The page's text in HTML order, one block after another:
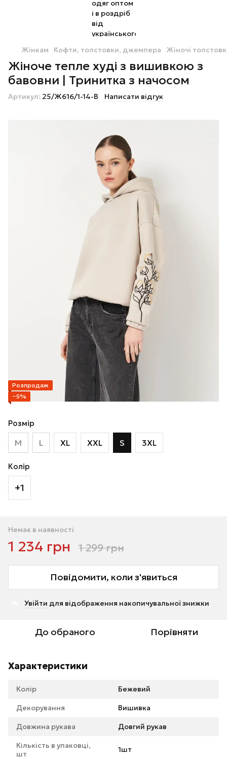
Жінкам Кофти, толстовки, джемпера Жіночі
Жіноче тепле худі з вишивкою з
бавовни | Тринитка з начосом
Артикул: 25/Ж616/1-14-В Написати відгук
Розпродаж
−5%
Розмір
M L XL XXL S 3XL
Колір
+1
Немає в наявності
1 234 грн 1 299 грн
Повідомити, коли з'явиться
Увійти для відображення накопичувальної знижки
До обраного Порівняти
Характеристики
Колір Бежевий
Декорування Вишивка
Довжина рукава Довгий рукав
Кількість в упаковці,
шт
1шт